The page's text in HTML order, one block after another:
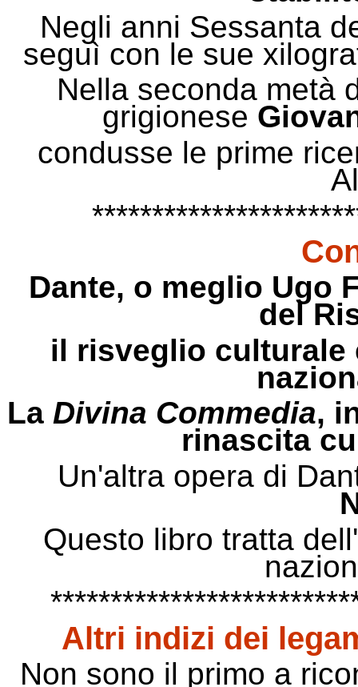
Negli anni Sessanta
seguì con le sue
Nella seconda metà
grigionese
condusse le prime
Dante, o meglio Ugo
del
il risveglio culturale
La Divina Commedia,
rinascita
Un'altra opera di
Questo libro tratta
Altri indizi dei
Non sono il primo a